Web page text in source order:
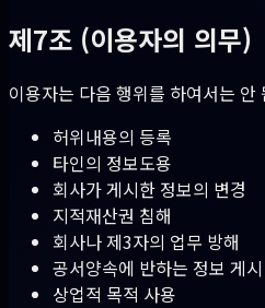
제7조 (이용자의 의무)
이용자는 다음 행위를 하여서는 안
허위내용의 등록
타인의 정보도용
회사가 게시한 정보의 변경
지적재산권 침해
회사나 제3자의 업무 방해
공서양속에 반하는 정보 게시
상업적 목적 사용